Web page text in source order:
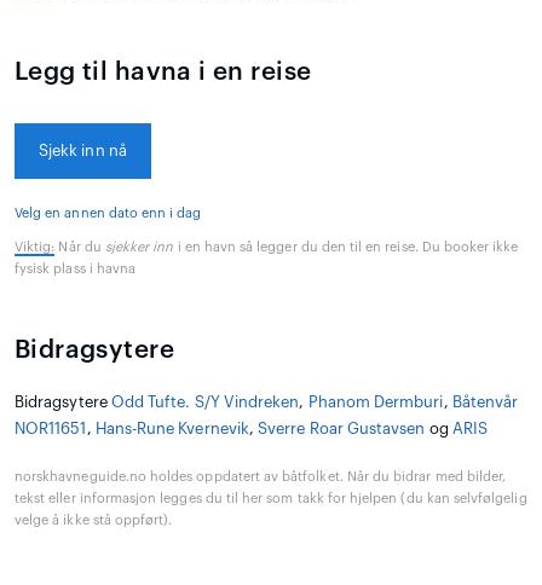
Legg til havna i en reise
Sjekk inn nå
Velg en annen dato enn i dag
Viktig: Når du sjekker inn i en havn så legger du den til en reise. Du booker ikke
fysisk plass i havna
Bidragsytere
Bidragsytere Odd Tufte. S/Y Vindreken, Phanom Dermburi, Båtenvår
NOR11651 , Hans-Rune Kvernevik,Sverre Roar Gustavsen og ARIS
norskhavneguide.no holdes oppdatert av båtfolket. Når du bidrar med bilder,
tekst eller informasjon legges du til her som takk for hjelpen (du kan selvfølgelig
velge å ikke stå oppført).